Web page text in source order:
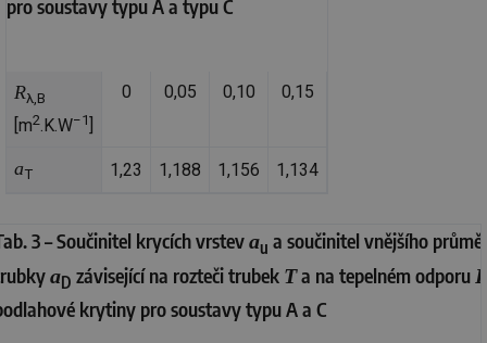
pro soustavy typu A a typu C
Rλ,B
[m2.K.W−1
0 0,05 0,10 0,15
aT 1,23 1,188 1,156 1,134
3 – Součinitel krycích vrstevau a součinitel vnějšího
aD závisející na rozteči trubek Ta na tepelném odporu
krytiny pro soustavy typu A a C